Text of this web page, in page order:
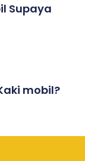
Supaya
mobil?